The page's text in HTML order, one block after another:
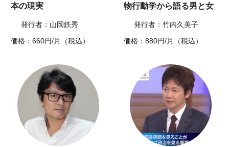
本の現実
発行者：山岡鉄秀
価格：660円/月（税込）
物行動学から語る男と女
発行者：竹内久美子
価格：880円/月（税込）